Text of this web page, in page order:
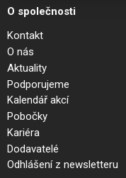
O společnosti
Kontakt
O nás
Aktuality
Podporujeme
Kalendář akcí
Pobočky
Kariéra
Dodavatelé
Odhlášení z newsletteru